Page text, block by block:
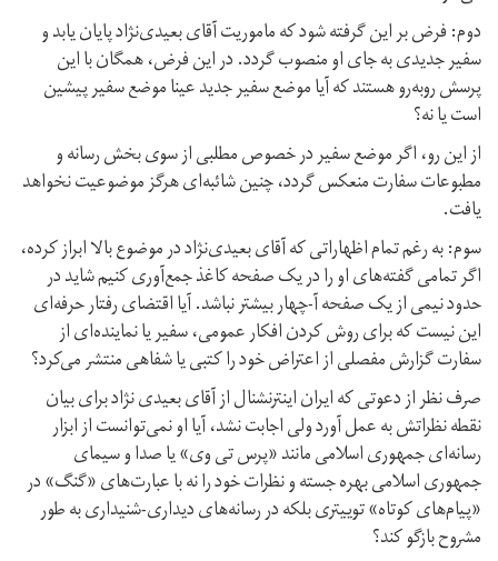
دوم: فرض بر این گرفته شود که ماموریت آقای بعیدی‌نژاد پایان یابد و
سفیر جدیدی به جای او منصوب گردد. در این فرض، همگان با این
پرسش روبه‌رو هستند که آیا موضع سفیر جدید عینا موضع سفیر پیشین
است یا نه؟
از این رو، اگر موضع سفیر در خصوص مطلبی از سوی بخش رسانه و
مطبوعات سفارت منعکس گردد،‌ چنین شائبه‌ای هرگز موضوعیت نخواهد
یافت.
سوم: به رغم تمام اظهاراتی که آقای بعیدی‌نژاد در موضوع بالا ابراز کرده،
اگر تمامی گفته‌های او را در یک صفحه کاغذ جمع‌آوری کنیم شاید در
حدود نیمی از یک صفحه آ-چهار بیشتر نباشد. آیا اقتضای رفتار حرفه‌ای
این نیست که برای روش کردن افکار عمومی، سفیر یا نماینده‌ای از
سفارت گزارش مفصلی از اعتراض خود را کتبی یا شفاهی منتشر می‌کرد؟
صرف نظر از دعوتی که ایران اینترنشنال از آقای بعیدی نژاد برای بیان
نقطه نظراتش به عمل آورد ولی اجابت نشد، آیا او نمی‌توانست از ابزار
رسانه‌ای جمهوری اسلامی مانند «پرس تی وی» یا صدا و سیمای
جمهوری اسلامی بهره جسته و نظرات خود را نه با عبارت‌های «گنگ» در
«پیام‌های کوتاه» توییتری بلکه در رسانه‌های دیداری-شنیداری به طور
مشروح بازگو کند؟